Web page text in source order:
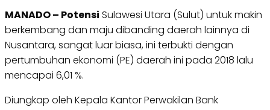
MANADO – Potensi Sulawesi Utara (Sulut) untuk makin
berkembang dan maju dibanding daerah lainnya di
Nusantara, sangat luar biasa, ini terbukti dengan
pertumbuhan ekonomi (PE) daerah ini pada 2018 lalu
mencapai 6,01 %.
Diungkap oleh Kepala Kantor Perwakilan Bank